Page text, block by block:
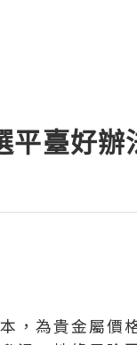
平臺好辦
，為貴金屬價